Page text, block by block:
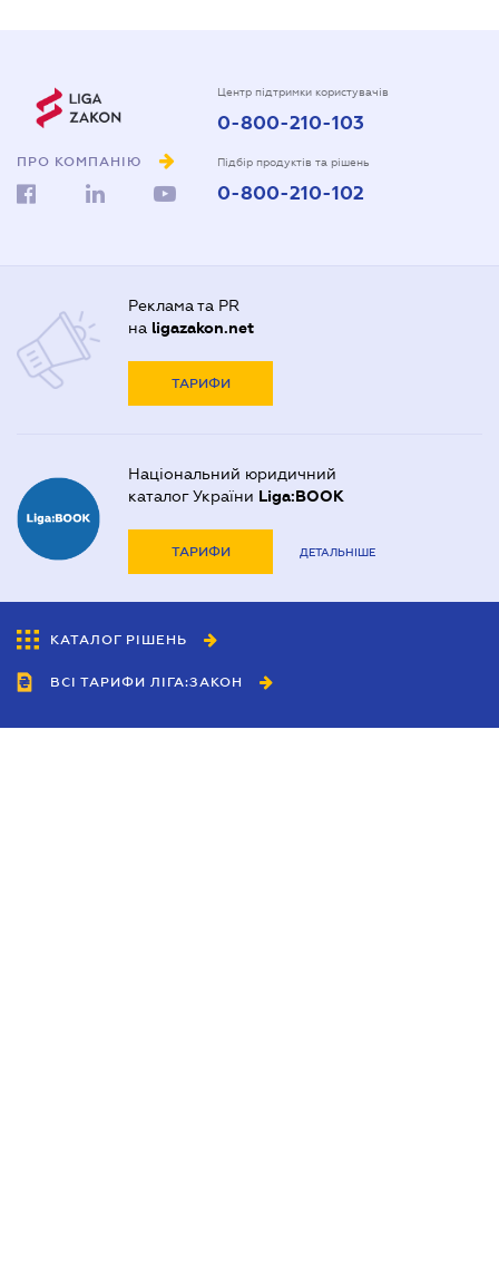
ПРО КОМПАНІЮ
Центр підтримки користувачів
0-800-210-103
Підбір продуктів та рішень
0-800-210-102
Реклама та PR
на ligazakon.net
ТАРИФИ
Національний юридичний
каталог України Liga:BOOK
ТАРИФИ ДЕТАЛЬНІШЕ
КАТАЛОГ РІШЕНЬ
ВСІ ТАРИФИ ЛІГА:ЗАКОН